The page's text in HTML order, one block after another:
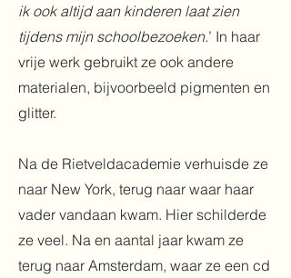
ik ook altijd aan kinderen laat zien
tijdens mijn schoolbezoeken.’ In haar
vrije werk gebruikt ze ook andere
materialen, bijvoorbeeld pigmenten en
glitter.
Na de Rietveldacademie verhuisde ze
naar New York, terug naar waar haar
vader vandaan kwam. Hier schilderde
ze veel. Na en aantal jaar kwam ze
terug naar Amsterdam, waar ze een cd